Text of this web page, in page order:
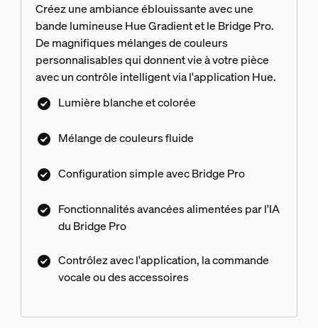
Créez une ambiance éblouissante avec une
bande lumineuse Hue Gradient et le Bridge Pro.
De magnifiques mélanges de couleurs
personnalisables qui donnent vie à votre pièce
avec un contrôle intelligent via l'application Hue.
Lumière blanche et colorée
Mélange de couleurs fluide
Configuration simple avec Bridge Pro
Fonctionnalités avancées alimentées par l'IA
du Bridge Pro
Contrôlez avec l'application, la commande
vocale ou des accessoires